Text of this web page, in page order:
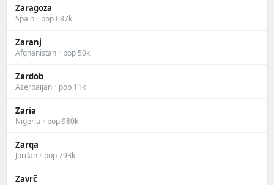
Zaragoza
Spain · pop 687k
Zaranj
Afghanistan · pop 50k
Zardob
Azerbaijan · pop 11k
Zaria
Nigeria · pop 980k
Zarqa
Jordan · pop 793k
Zavrč